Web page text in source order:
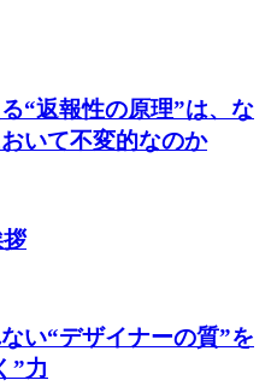
“返報性の原理”は、な
いて不変的なのか
い“デザイナーの質”を
”力